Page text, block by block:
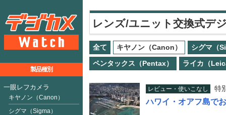
レンズ/ユニット交換式デ
全て キヤノン（Canon）
シグマ（
ペンタックス（Pentax）
ライカ（
レビュー・使いこなし 特
ハワイ・オアフ島で
製品種別
一眼レフカメラ
キヤノン（Canon）
シグマ（Sigma）